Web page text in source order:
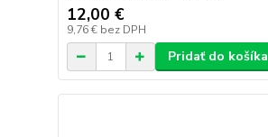
12,00 €
9,76 € bez DPH
Pridať do košíka